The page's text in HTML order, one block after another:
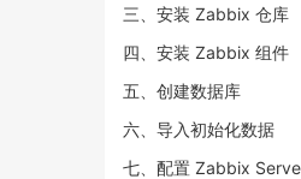
三、安装 Zabbix 仓库
四、安装 Zabbix 组件
五、创建数据库
六、导入初始化数据
七、配置 Zabbix